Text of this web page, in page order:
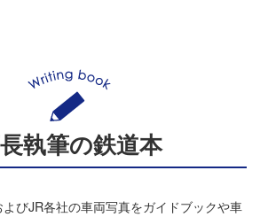
執筆の鉄道本
びJR各社の車両写真をガイドブックや車